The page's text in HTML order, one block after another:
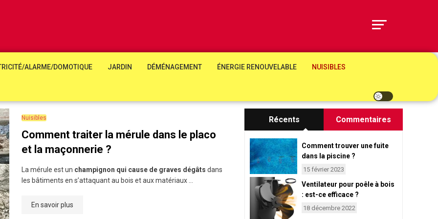
ALARME/DOMOTIQUE JARDIN DÉMÉNAGEMENT ÉNERGIE RENOUVELABLE NUISIBLES
Nuisibles
Comment traiter la mérule dans le placo
et la maçonnerie ?
La mérule est un champignon qui cause de graves dégâts dans
les bâtiments en s’attaquant au bois et aux matériaux …
En savoir plus
Récents Commentaires
Comment trouver une fuite
dans la piscine ?
15 février 2023
Ventilateur pour poêle à bois
: est-ce efficace ?
18 décembre 2022